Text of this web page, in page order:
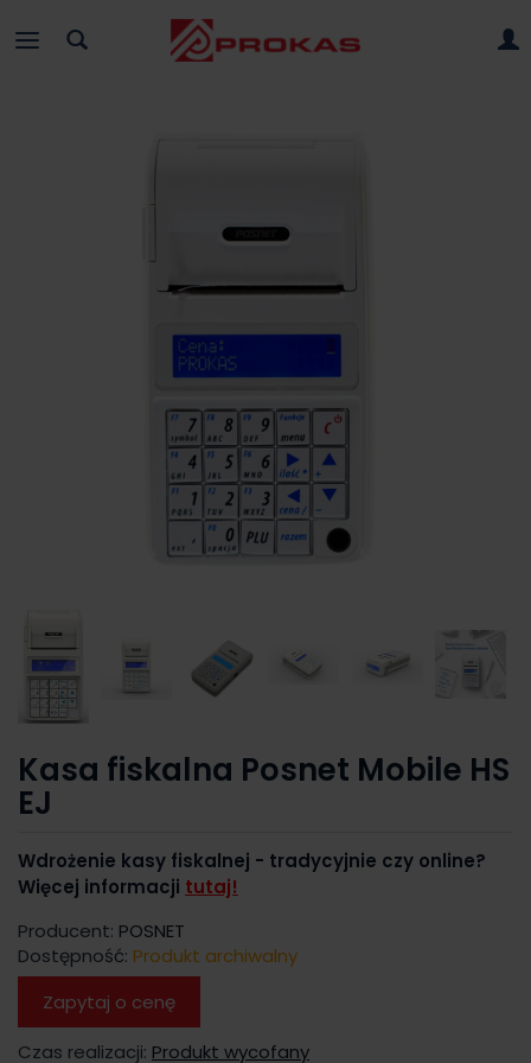
Kasa fiskalna Posnet Mobile HS
EJ
Wdrożenie kasy fiskalnej - tradycyjnie czy online?
Więcej informacji tutaj!
Producent: POSNET
Dostępność: Produkt archiwalny
Zapytaj o cenę
Czas realizacji: Produkt wycofany